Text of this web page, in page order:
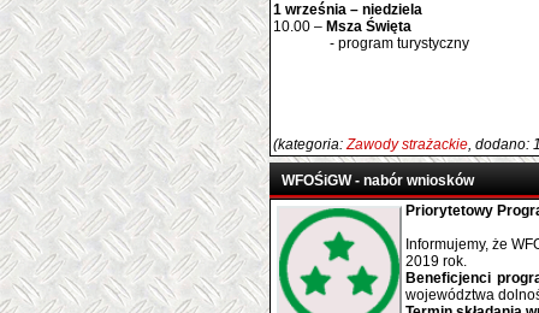
1 września – niedziela
10.00 – Msza Święta
- program turystyczny
(kategoria:Zawody strażackie, dodano:
WFOŚiGW - nabór wniosków
Priorytetowy
Informujemy, że
2019 rok.
Beneficjenci
województwa